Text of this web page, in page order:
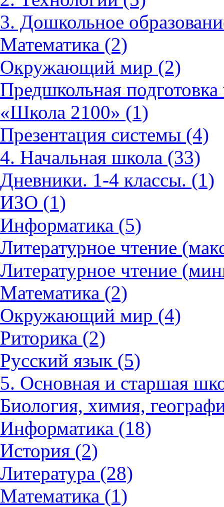
3. Дошкольное
Математика (2)
Окружающий мир (2)
Предшкольная
«Школа 2100» (1)
Презентация системы (4)
4. Начальная школа (33)
Дневники. 1-4 классы. (1)
ИЗО (1)
Информатика (5)
Литературное чтение
Литературное чтение
Математика (2)
Окружающий мир (4)
Риторика (2)
Русский язык (5)
5. Основная и старшая
Биология, химия,
Информатика (18)
История (2)
Литература (28)
Математика (1)